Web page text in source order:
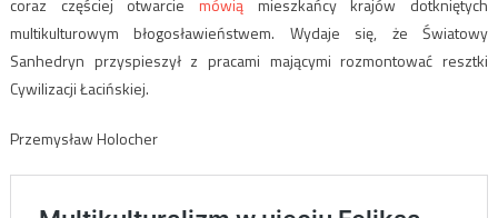
coraz częściej otwarcie mówią mieszkańcy krajów dotkniętych
multikulturowym błogosławieństwem. Wydaje się, że Światowy
Sanhedryn przyspieszył z pracami mającymi rozmontować resztki
Cywilizacji Łacińskiej.
Przemysław Holocher